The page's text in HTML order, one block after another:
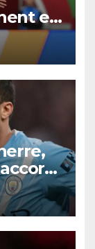
en
un